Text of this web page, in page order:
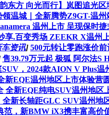
韵东方 向光而行】岚图追光
领温城｜全新腾势Z9GT-温
温州上市 呈现保时
享.百变秀场 ZEEKR X温州
车资讯] 500元转让零跑涨价前
售39.79万元起 极狐 阿尔法S
，2024款AION V Plus温
新EQE温州地区上市体验营
全新EQE纯电SUV温州地区
全新长轴距GLC SUV温州地
范，新BMW iX3携丰富高价